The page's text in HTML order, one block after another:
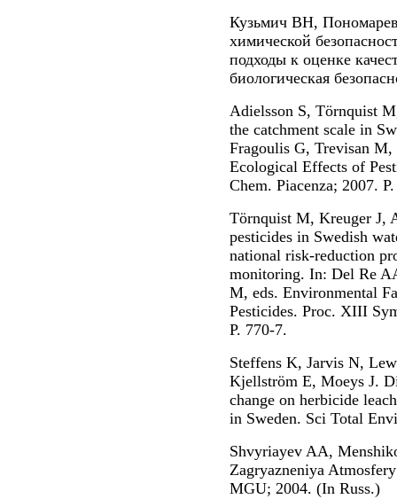
Кузьмич ВН,
химической
подходы к оценке
биологическая
Adielsson S, Törnquist
the catchment scale in
Fragoulis G, Trevisan M,
Ecological Effects of
Chem. Piacenza; 2007.
Törnquist M, Kreuger J,
pesticides in Swedish
national risk-reduction
monitoring. In: Del Re
M, eds. Environmental
Pesticides. Proc. XIII
P. 770-7.
Steffens K, Jarvis N,
Kjellström E, Moeys J.
change on herbicide
in Sweden. Sci Total
Shvyriayev AA,
Zagryazneniya
MGU; 2004. (In Russ.)